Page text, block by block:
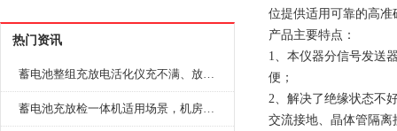
热门资讯
蓄电池整组充放电活化仪充不满、放不完怎么办？
蓄电池充放检一体机适用场景，机房基站变电站铅酸蓄电池维护检测应用
位提供适用可靠的高准
产品主要特点：
1、本仪器分信号发送
便；
2、解决了绝缘状态不
交流接地、晶体管隔离